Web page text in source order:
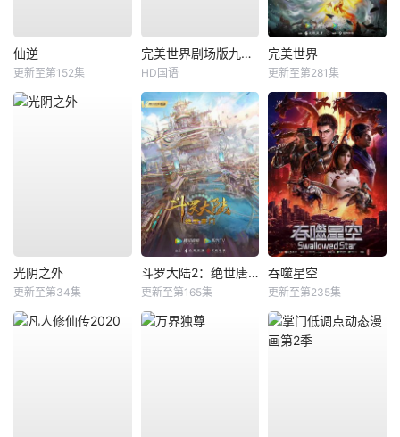
仙逆
更新至第152集
完美世界剧场版九劫焚天
HD国语
完美世界
更新至第281集
光阴之外
更新至第34集
斗罗大陆2：绝世唐门
更新至第165集
吞噬星空
更新至第235集